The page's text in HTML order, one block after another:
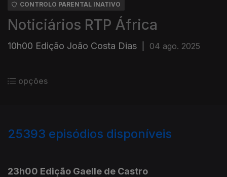
CONTROLO PARENTAL INATIVO
Noticiários RTP África
10h00 Edição João Costa Dias 04 ago. 2025
opções
25393 episódios disponíveis
23h00 Edição Gaelle de Castro